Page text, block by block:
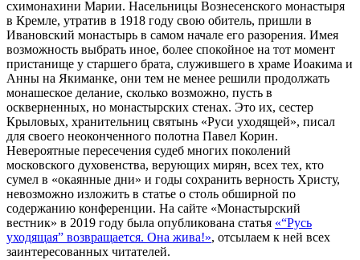
схимонахини Марии. Насельницы Вознесенского монастыря
в Кремле, утратив в 1918 году свою обитель, пришли в
Ивановский монастырь в самом начале его разорения. Имея
возможность выбрать иное, более спокойное на тот момент
пристанище у старшего брата, служившего в храме Иоакима и
Анны на Якиманке, они тем не менее решили продолжать
монашеское делание, сколько возможно, пусть в
оскверненных, но монастырских стенах. Это их, сестер
Крыловых, хранительниц святынь «Руси уходящей», писал
для своего неоконченного полотна Павел Корин.
Невероятные пересечения судеб многих поколений
московского духовенства, верующих мирян, всех тех, кто
сумел в «окаянные дни» и годы сохранить верность Христу,
невозможно изложить в статье о столь обширной по
содержанию конференции. На сайте «Монастырский
вестник» в 2019 году была опубликована статья «“Русь
уходящая” возвращается. Она жива!», отсылаем к ней всех
заинтересованных читателей.